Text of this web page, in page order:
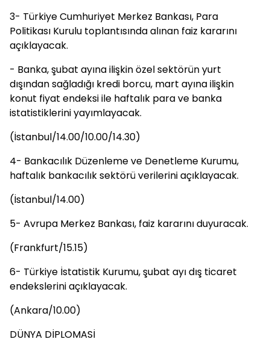
3- Türkiye Cumhuriyet Merkez Bankası, Para
Politikası Kurulu toplantısında alınan faiz kararını
açıklayacak.
- Banka, şubat ayına ilişkin özel sektörün yurt
dışından sağladığı kredi borcu, mart ayına ilişkin
konut fiyat endeksi ile haftalık para ve banka
istatistiklerini yayımlayacak.
(İstanbul/14.00/10.00/14.30)
4- Bankacılık Düzenleme ve Denetleme Kurumu,
haftalık bankacılık sektörü verilerini açıklayacak.
(İstanbul/14.00)
5- Avrupa Merkez Bankası, faiz kararını duyuracak.
(Frankfurt/15.15)
6- Türkiye İstatistik Kurumu, şubat ayı dış ticaret
endekslerini açıklayacak.
(Ankara/10.00)
DÜNYA DİPLOMASİ